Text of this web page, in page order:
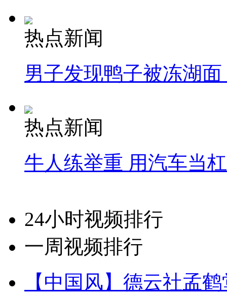
热点新闻
男子发现鸭子被冻湖
热点新闻
牛人练举重 用汽车当
24小时视频排行
一周视频排行
【中国风】德云社孟